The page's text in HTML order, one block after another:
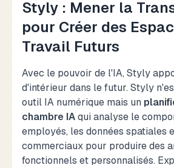
Styly : Mener la
pour Créer des
Travail Futurs
Avec le pouvoir de l'IA, Styly
d'intérieur dans le futur. Styly
outil IA numérique mais un
chambre IAqui analyse le
employés, les données spatiales
commerciaux pour produire des
fonctionnels et personnalisés.